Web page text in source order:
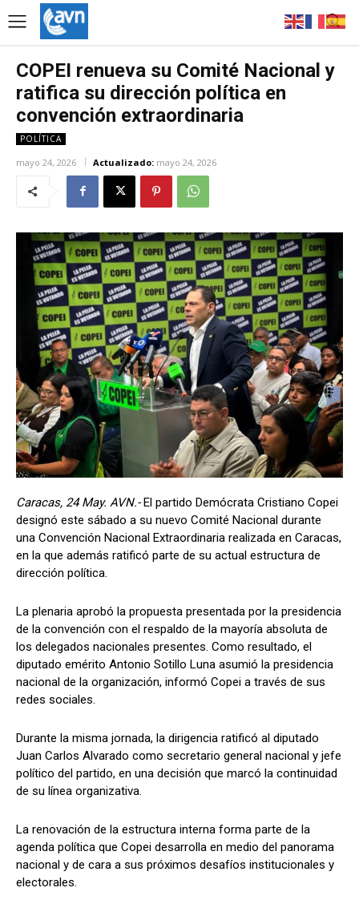
COPEI renueva su Comité Nacional y
ratifica su dirección política en
convención extraordinaria
POLÍTICA
mayo 24, 2026 Actualizado: mayo 24, 2026
Caracas, 24 May. AVN.-El partido Demócrata Cristiano Copei
designó este sábado a su nuevo Comité Nacional durante
una Convención Nacional Extraordinaria realizada en Caracas,
en la que además ratificó parte de su actual estructura de
dirección política.
La plenaria aprobó la propuesta presentada por la presidencia
de la convención con el respaldo de la mayoría absoluta de
los delegados nacionales presentes. Como resultado, el
diputado emérito Antonio Sotillo Luna asumió la presidencia
nacional de la organización, informó Copei a través de sus
redes sociales.
Durante la misma jornada, la dirigencia ratificó al diputado
Juan Carlos Alvarado como secretario general nacional y jefe
político del partido, en una decisión que marcó la continuidad
de su línea organizativa.
La renovación de la estructura interna forma parte de la
agenda política que Copei desarrolla en medio del panorama
nacional y de cara a sus próximos desafíos institucionales y
electorales.